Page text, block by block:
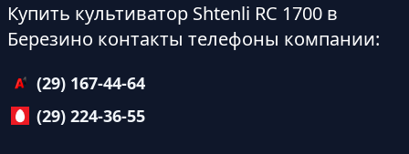
Купить культиватор Shtenli RC 1700 в
Березино контакты телефоны компании:
(29) 167-44-64
(29) 224-36-55